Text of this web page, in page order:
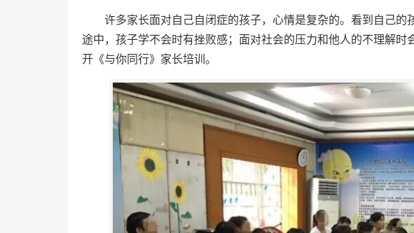
许多家长面对自己自闭症的孩子，心情是复杂的。看到自己
途中，孩子学不会时有挫败感；面对社会的压力和他人的不理解
开《与你同行》家长培训。